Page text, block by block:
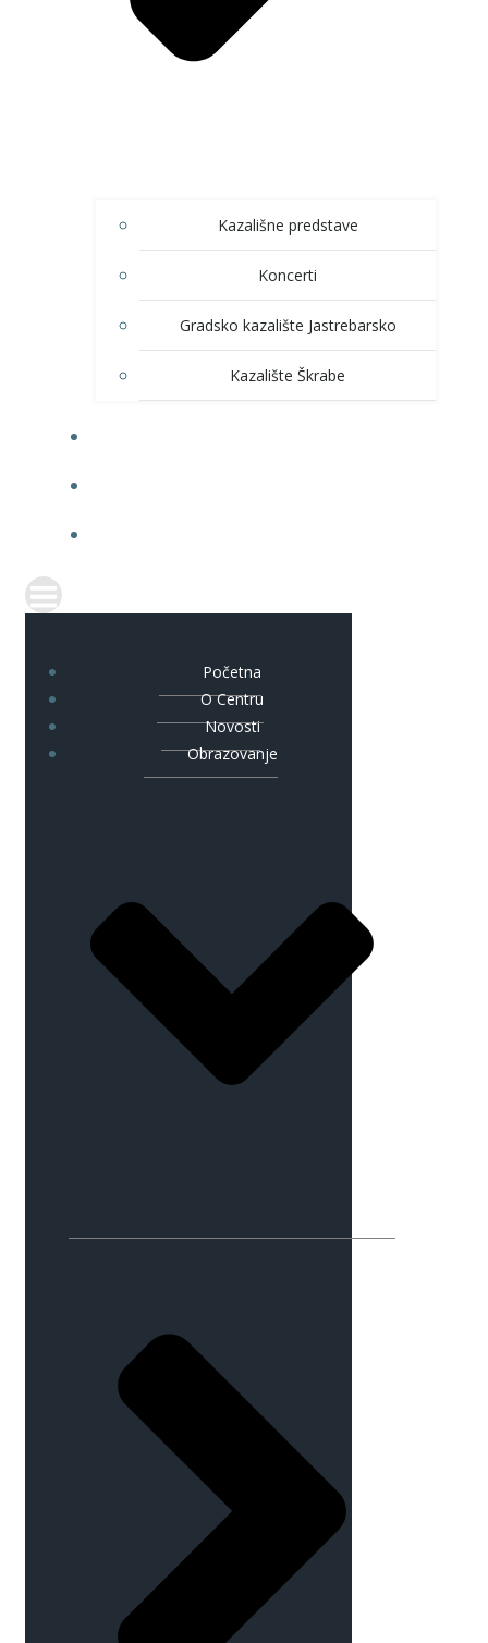
Kazališne predstave
Koncerti
Gradsko kazalište Jastrebarsko
Kazalište Škrabe
Početna
O Centru
Novosti
Obrazovanje